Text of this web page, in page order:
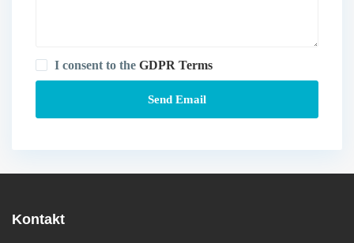
I consent to theGDPR Terms
Kontakt